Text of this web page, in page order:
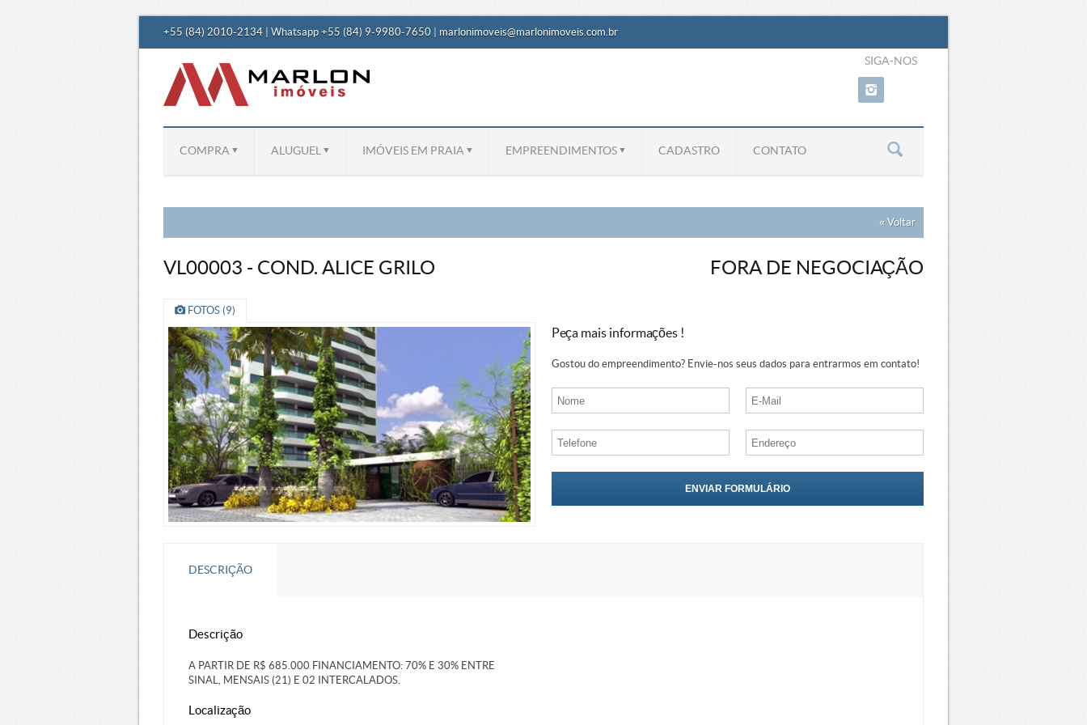
+55 (84) 2010-2134 | Whatsapp +55 (84) 9-9980-7650 | marlonimoveis@marlonimoveis.com.br
SIGA-NOS
COMPRA ALUGUEL IMÓVEIS EM PRAIA EMPREENDIMENTOS CADASTRO CONTATO
« Voltar
VL00003 - COND. ALICE GRILO FORA DE NEGOCIAÇÃO
FOTOS (9)
Peça mais informações !
Gostou do empreendimento? Envie-nos seus dados para entrarmos em contato!
DESCRIÇÃO
Descrição
A PARTIR DE R$ 685.000 FINANCIAMENTO: 70% E 30% ENTRE
SINAL, MENSAIS (21) E 02 INTERCALADOS.
Localização